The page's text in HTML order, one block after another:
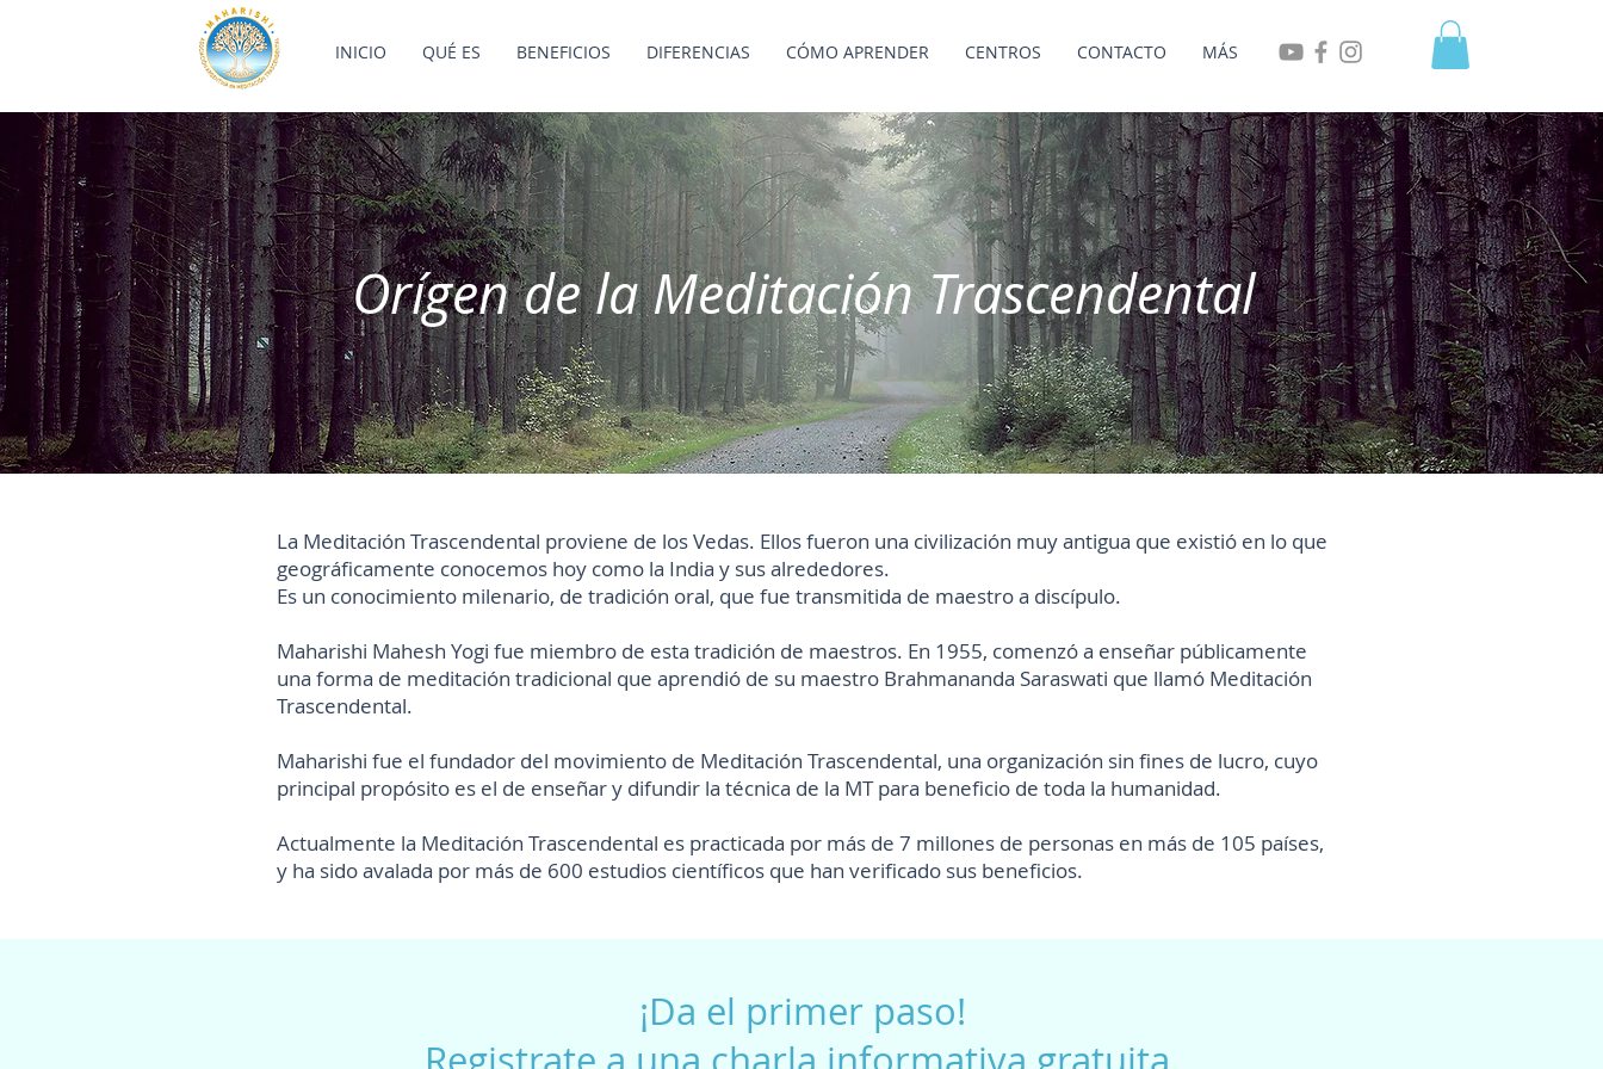
INICIO QUÉ ES BENEFICIOS DIFERENCIAS CÓMO APRENDER CENTROS CONTACTO MÁS
Orígen de la Meditación Trascendental
La Meditación Trascendental proviene de losVedas. Ellos fueron una civilización muy antigua que existió en lo que
geográficamente conocemos hoy como la India y sus alrededores.
Es un conocimiento milenario, de tradición oral, que fue transmitida de maestro a discípulo.
Maharishi Mahesh Yogi fue miembro de esta tradición de maestros. En 1955, comenzó a enseñar públicamente
una forma de meditación tradicional que aprendió de su maestro Brahmananda Saraswati que llamó Meditación
Trascendental.
Maharishi fue el fundador del movimiento de Meditación Trascendental, una organización sin fines de lucro, cuyo
principal propósito es el de enseñar y difundir la técnica de la MT para beneficio de toda la humanidad.
Actualmente la Meditación Trascendental es practicada por más de 7 millones de personas en más de 105 países,
y ha sido avalada por más de 600 estudios científicos que han verificado sus beneficios.
¡Da el primer paso!